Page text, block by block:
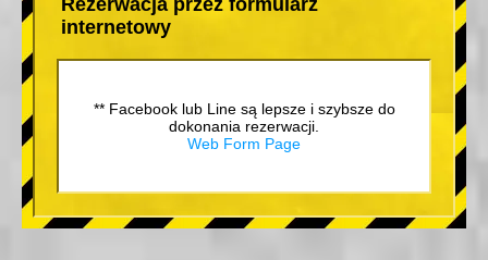
internetowy
** Facebook lub Line są lepsze i szybsze do
dokonania rezerwacji.
Web Form Page